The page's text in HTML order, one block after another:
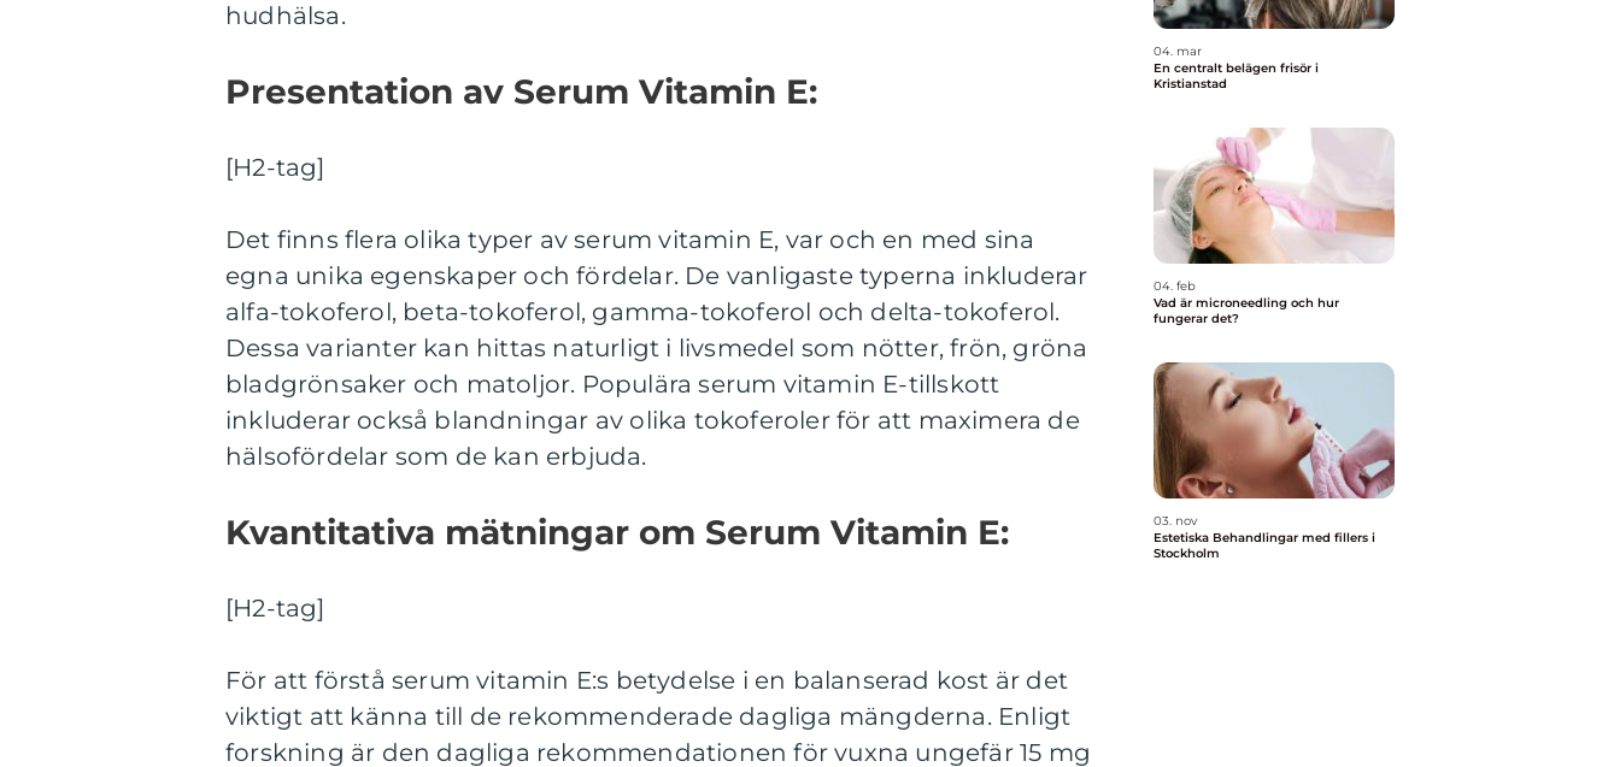
hudhälsa.
Presentation av Serum Vitamin E:
[H2-tag]
Det finns flera olika typer av serum vitamin E, var och en med sina
egna unika egenskaper och fördelar. De vanligaste typerna inkluderar
alfa-tokoferol, beta-tokoferol, gamma-tokoferol och delta-tokoferol.
Dessa varianter kan hittas naturligt i livsmedel som nötter, frön, gröna
bladgrönsaker och matoljor. Populära serum vitamin E-tillskott
inkluderar också blandningar av olika tokoferoler för att maximera de
hälsofördelar som de kan erbjuda.
Kvantitativa mätningar om Serum Vitamin E:
[H2-tag]
För att förstå serum vitamin E:s betydelse i en balanserad kost är det
viktigt att känna till de rekommenderade dagliga mängderna. Enligt
forskning är den dagliga rekommendationen för vuxna ungefär 15 mg
04. mar
En centralt belägen frisör i
Kristianstad
04. feb
Vad är microneedling och hur
fungerar det?
03. nov
Estetiska Behandlingar med fillers i
Stockholm